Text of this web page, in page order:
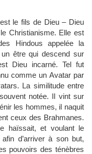
le fils de Dieu – Dieu
Christianisme. Elle est
Hindous appelée la
être qui descend sur
Dieu incarné. Tel fut
comme un Avatar par
La similitude entre
notée. Il vint sur
les hommes, il naquit
ceux des Brahmanes.
haïssait, et voulant le
d’arriver à son but,
pouvoirs des ténèbres